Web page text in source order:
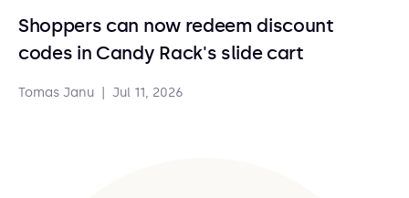
Shoppers can now redeem discount
codes in Candy Rack's slide cart
Tomas Janu Jul 11, 2026